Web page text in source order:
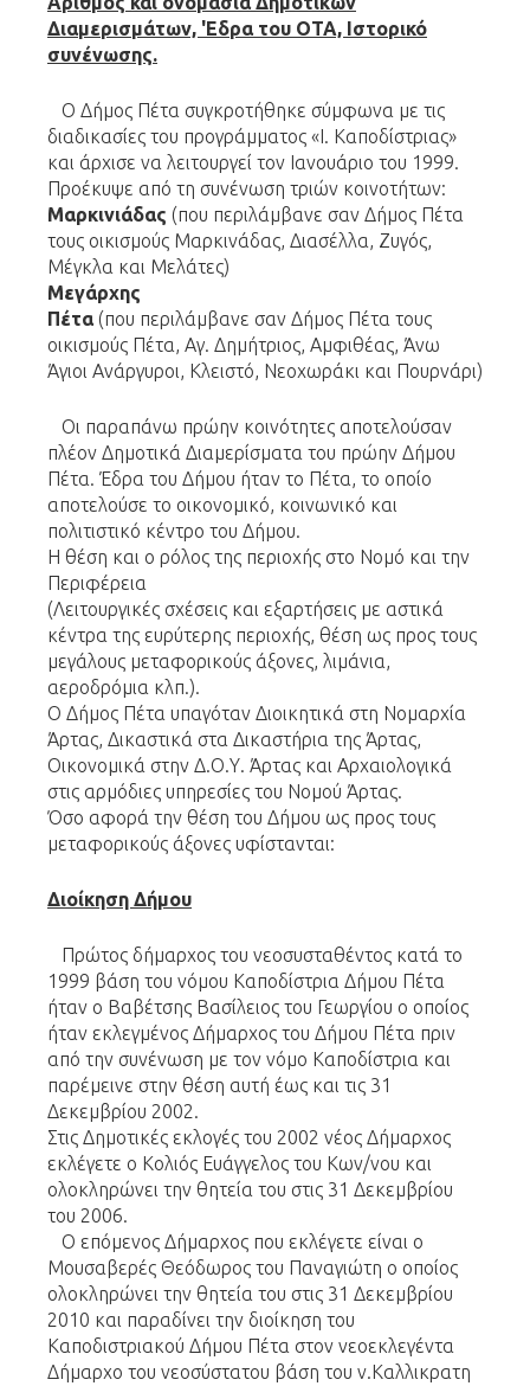
Διαμερισμάτων, 'Εδρα του ΟΤΑ, Ιστορικό
συνένωσης.
Ο Δήμος Πέτα συγκροτήθηκε σύμφωνα με τις
διαδικασίες του προγράμματος «Ι. Καποδίστριας»
και άρχισε να λειτουργεί τον Ιανουάριο του 1999.
Προέκυψε από τη συνένωση τριών κοινοτήτων:
Μαρκινιάδας (που περιλάμβανε σαν Δήμος Πέτα
τους οικισμούς Μαρκινάδας, Διασέλλα, Ζυγός,
Μέγκλα και Μελάτες)
Μεγάρχης
Πέτα(που περιλάμβανε σαν Δήμος Πέτα τους
οικισμούς Πέτα, Αγ. Δημήτριος, Αμφιθέας, Άνω
Άγιοι Ανάργυροι, Κλειστό, Νεοχωράκι και Πουρνάρι)
Οι παραπάνω πρώην κοινότητες αποτελούσαν
πλέον Δημοτικά Διαμερίσματα του πρώην Δήμου
Πέτα. Έδρα του Δήμου ήταν το Πέτα, το οποίο
αποτελούσε το οικονομικό, κοινωνικό και
πολιτιστικό κέντρο του Δήμου.
H θέση και ο ρόλος της περιοχής στο Νομό και την
Περιφέρεια
(Λειτουργικές σχέσεις και εξαρτήσεις με αστικά
κέντρα της ευρύτερης περιοχής, θέση ως προς τους
μεγάλους μεταφορικούς άξονες, λιμάνια,
αεροδρόμια κλπ.).
Ο Δήμος Πέτα υπαγόταν Διοικητικά στη Νομαρχία
Άρτας, Δικαστικά στα Δικαστήρια της Άρτας,
Οικονομικά στην Δ.Ο.Υ. Άρτας και Αρχαιολογικά
στις αρμόδιες υπηρεσίες του Νομού Άρτας.
Όσο αφορά την θέση του Δήμου ως προς τους
μεταφορικούς άξονες υφίστανται:
Διοίκηση Δήμου
Πρώτος δήμαρχος του νεοσυσταθέντος κατά το
1999 βάση του νόμου Καποδίστρια Δήμου Πέτα
ήταν ο Βαβέτσης Βασίλειος του Γεωργίου ο οποίος
ήταν εκλεγμένος Δήμαρχος του Δήμου Πέτα πριν
από την συνένωση με τον νόμο Καποδίστρια και
παρέμεινε στην θέση αυτή έως και τις 31
Δεκεμβρίου 2002.
Στις Δημοτικές εκλογές του 2002 νέος Δήμαρχος
εκλέγετε ο Κολιός Ευάγγελος του Κων/νου και
ολοκληρώνει την θητεία του στις 31 Δεκεμβρίου
του 2006.
Ο επόμενος Δήμαρχος που εκλέγετε είναι ο
Μουσαβερές Θεόδωρος του Παναγιώτη ο οποίος
ολοκληρώνει την θητεία του στις 31 Δεκεμβρίου
2010 και παραδίνει την διοίκηση του
Καποδιστριακού Δήμου Πέτα στον νεοεκλεγέντα
Δήμαρχο του νεοσύστατου βάση του ν.Καλλικρατη